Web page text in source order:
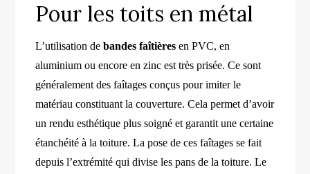
Pour les toits en métal
L’utilisation de bandes faîtières en PVC, en
aluminium ou encore en zinc est très prisée. Ce sont
généralement des faîtages conçus pour imiter le
matériau constituant la couverture. Cela permet d’avoir
un rendu esthétique plus soigné et garantit une certaine
étanchéité à la toiture. La pose de ces faîtages se fait
depuis l’extrémité qui divise les pans de la toiture. Le